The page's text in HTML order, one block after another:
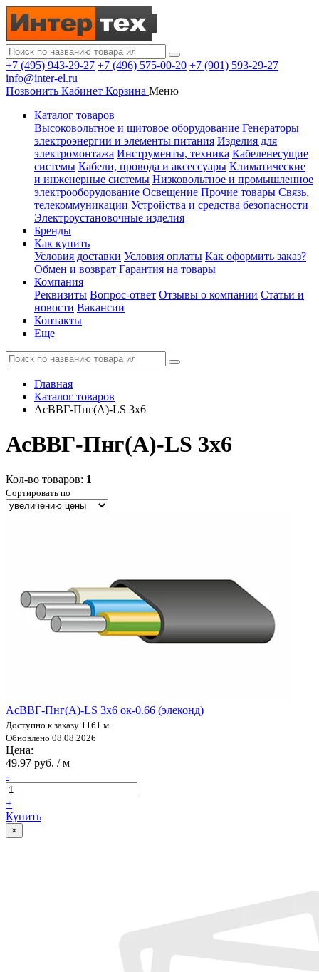
+7 (495) 943-29-27 +7 (496) 575-00-20 +7 (901) 593-29-27
info@inter-el.ru
Позвонить Кабинет Корзина Меню
Каталог товаров
Высоковольтное и щитовое оборудование Генераторы
электроэнергии и элементы питания Изделия для
электромонтажа Инструменты, техника Кабеленесущие
системы Кабели, провода и аксессуары Климатические
и инженерные системы Низковольтное и промышленное
электрооборудование Освещение Прочие товары Связь,
телекоммуникации Устройства и средства безопасности
Электроустановочные изделия
Бренды
Как купить
Условия доставки Условия оплаты Как оформить заказ?
Обмен и возврат Гарантия на товары
Компания
Реквизиты Вопрос-ответ Отзывы о компании Статьи и
новости Вакансии
Контакты
Еще
Главная
Каталог товаров
АсВВГ-Пнг(А)-LS 3x6
АсВВГ-Пнг(А)-LS 3x6
Кол-во товаров: 1
Сортировать по
АсВВГ-Пнг(А)-LS 3х6 ок-0.66 (элеконд)
Доступно к заказу 1161 м
Обновлено 08.08.2026
Цена:
49.97 руб. / м
-
+
Купить
×